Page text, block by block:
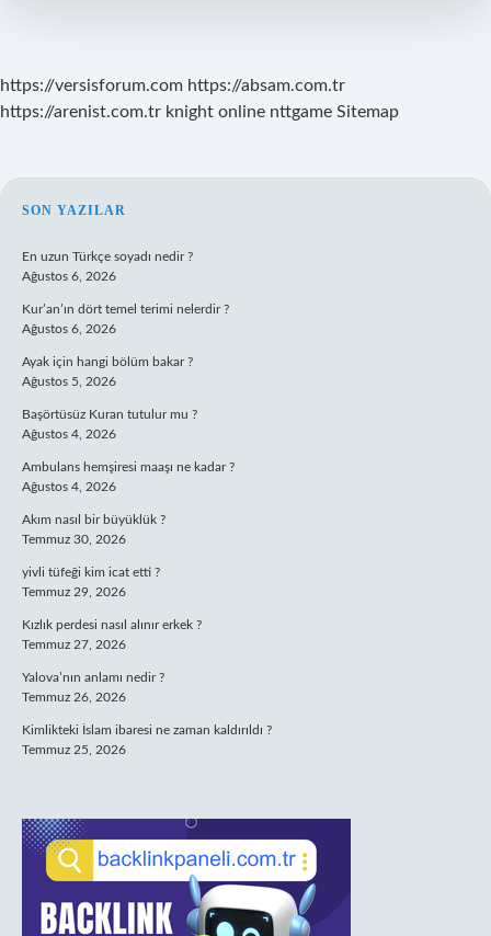
https://versisforum.com https://absam.com.tr
https://arenist.com.tr knight online nttgame Sitemap
SIDEBAR
SON YAZILAR
En uzun Türkçe soyadı nedir ?
Ağustos 6, 2026
Kur’an’ın dört temel terimi nelerdir ?
Ağustos 6, 2026
Ayak için hangi bölüm bakar ?
Ağustos 5, 2026
Başörtüsüz Kuran tutulur mu ?
Ağustos 4, 2026
Ambulans hemşiresi maaşı ne kadar ?
Ağustos 4, 2026
Akım nasıl bir büyüklük ?
Temmuz 30, 2026
yivli tüfeği kim icat etti ?
Temmuz 29, 2026
Kızlık perdesi nasıl alınır erkek ?
Temmuz 27, 2026
Yalova’nın anlamı nedir ?
Temmuz 26, 2026
Kimlikteki İslam ibaresi ne zaman kaldırıldı ?
Temmuz 25, 2026